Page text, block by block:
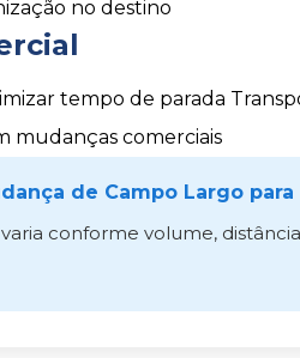
no destino
tempo de parada
mudanças comerciais
de Campo Largo para
conforme volume,